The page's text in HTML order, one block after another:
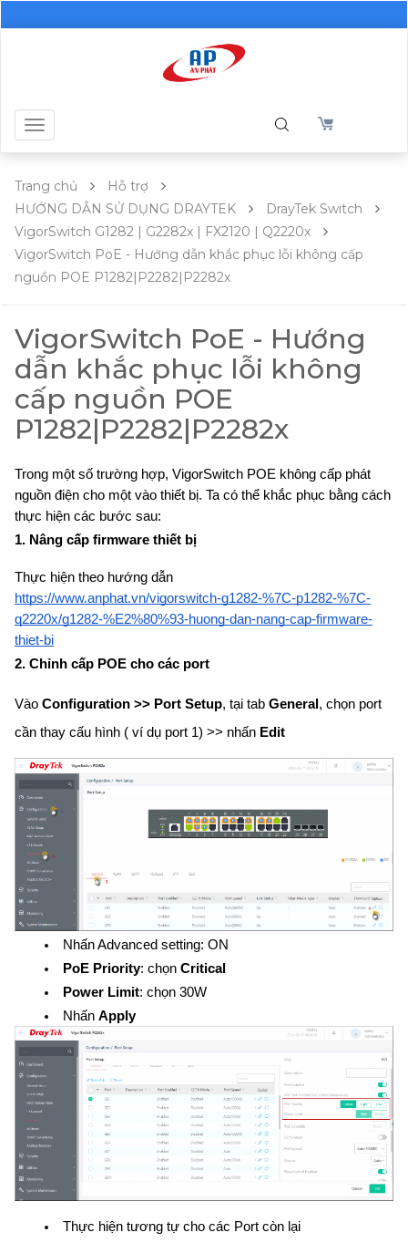
Toggle
navigation
Trang chủ
Hỗ trợ
HƯỚNG DẪN SỬ DỤNG DRAYTEK
DrayTek Switch
VigorSwitch G1282 | G2282x | FX2120 | Q2220x
VigorSwitch PoE - Hướng dẫn khắc phục lỗi không cấp
nguồn POE P1282|P2282|P2282x
VigorSwitch PoE - Hướng
dẫn khắc phục lỗi không
cấp nguồn POE
P1282|P2282|P2282x
Trong một số trường hợp, VigorSwitch POE không cấp phát
nguồn điện cho một vào thiết bị. Ta có thể khắc phục bằng cách
thực hiện các bước sau:
1. Nâng cấp firmware thiết bị
Thực hiện theo hướng dẫn
https://www.anphat.vn/vigorswitch-g1282-%7C-p1282-%7C-
q2220x/g1282-%E2%80%93-huong-dan-nang-cap-firmware-
thiet-bi
2. Chỉnh cấp POE cho các port
Vào Configuration >> Port Setup, tại tab General , chọn port
cần thay cấu hình ( ví dụ port 1) >> nhấn Edit
Nhấn Advanced setting: ON
PoE Priority: chọn Critical
Power Limit: chọn 30W
Nhấn Apply
Thực hiện tương tự cho các Port còn lại